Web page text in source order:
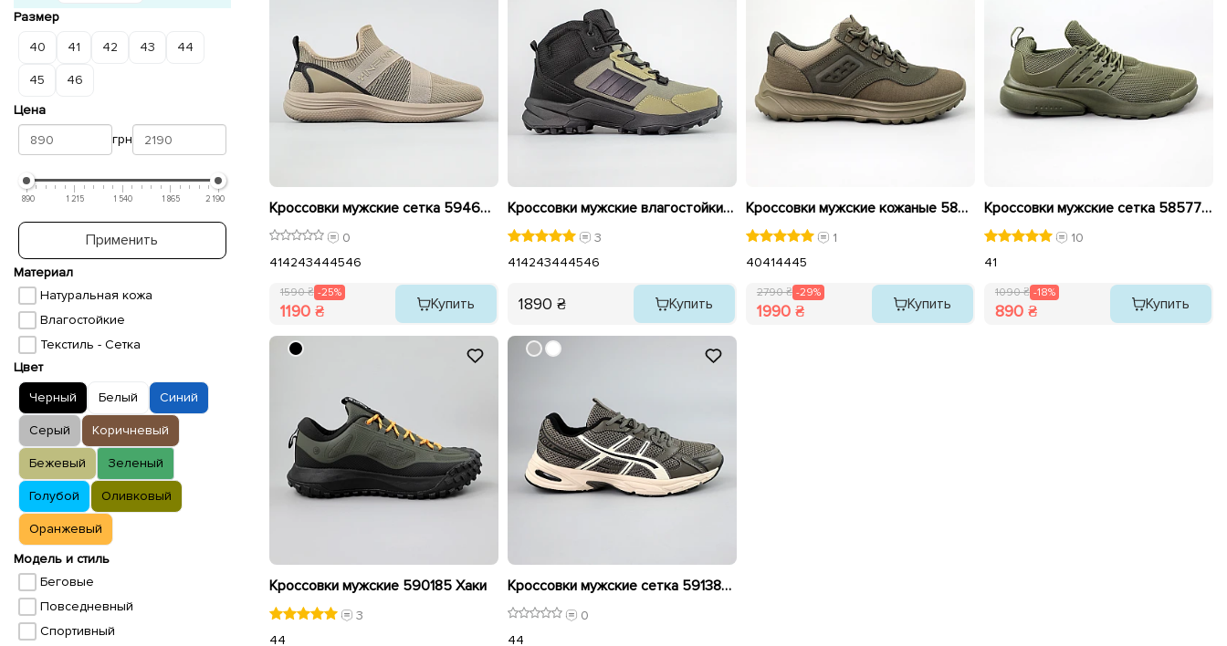
Размер
40
41 42 43 44
45
46
Цена
грн
890 1 215 1 540 1 865 2 190
Применить
Материал
Натуральная кожа
Влагостойкие
Текстиль - Сетка
Цвет
Черный
Белый Синий
Серый Коричневый
Бежевый Зеленый
Голубой Оливковый
Оранжевый
Модель и стиль
Беговые
Повседневный
Спортивный
Кроссовки мужские сетка 594641 Хаки распродажа
0
414243444546
1590 ₴ -25%
1190 ₴ Купить
Кроссовки мужские влагостойкие утепленные 593466 Хаки черные
3
414243444546
1890 ₴ Купить
Кроссовки мужские кожаные 589921 Хаки. распродажа
1
40414445
2790 ₴ -29%
1990 ₴ Купить
Кроссовки мужские сетка 585779 Хаки распродажа
10
41
1090 ₴ -18%
890 ₴ Купить
Кроссовки мужские 590185 Хаки
3
44
Кроссовки мужские сетка 591387 Хаки распродажа
0
44